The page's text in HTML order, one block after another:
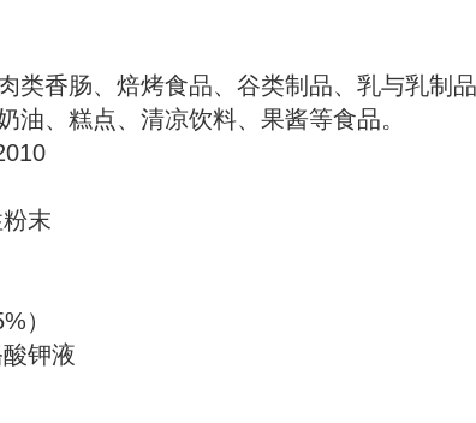
类香肠、焙烤食品、谷类制品、乳与乳制
油、糕点、清凉饮料、果酱等食品。
末
）
钾液